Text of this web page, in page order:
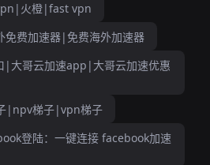
火橙|fast vpn
免费加速器|免费海外加速器
|大哥云加速app|大哥云加速优惠
|npv梯子|vpn梯子
登陆：一键连接 facebook加速